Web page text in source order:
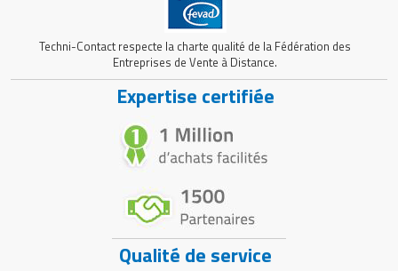
Techni-Contact respecte la charte qualité de la Fédération des
Entreprises de Vente à Distance.
Expertise certifiée
Qualité de service